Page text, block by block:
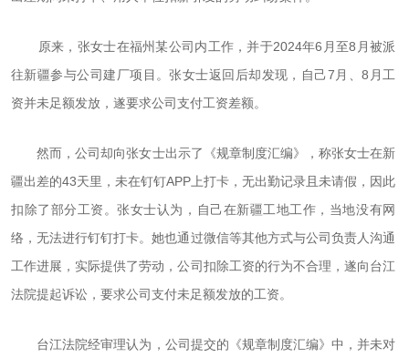
原来，张女士在福州某公司内工作，并于2024年6月至8月被派
往新疆参与公司建厂项目。张女士返回后却发现，自己7月、8月工
资并未足额发放，遂要求公司支付工资差额。
然而，公司却向张女士出示了《规章制度汇编》，称张女士在新
疆出差的43天里，未在钉钉APP上打卡，无出勤记录且未请假，因此
扣除了部分工资。张女士认为，自己在新疆工地工作，当地没有网
络，无法进行钉钉打卡。她也通过微信等其他方式与公司负责人沟通
工作进展，实际提供了劳动，公司扣除工资的行为不合理，遂向台江
法院提起诉讼，要求公司支付未足额发放的工资。
台江法院经审理认为，公司提交的《规章制度汇编》中，并未对